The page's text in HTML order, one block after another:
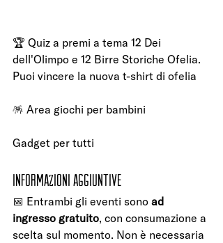
🏆 Quiz a premi a tema 12 Dei
dell'Olimpo e 12 Birre Storiche Ofelia.
Puoi vincere la nuova t-shirt di ofelia
🪅 Area giochi per bambini
Gadget per tutti
Informazioni Aggiuntive
📅 Entrambi gli eventi sono ad
ingresso gratuito, con consumazione a
scelta sul momento. Non è necessaria